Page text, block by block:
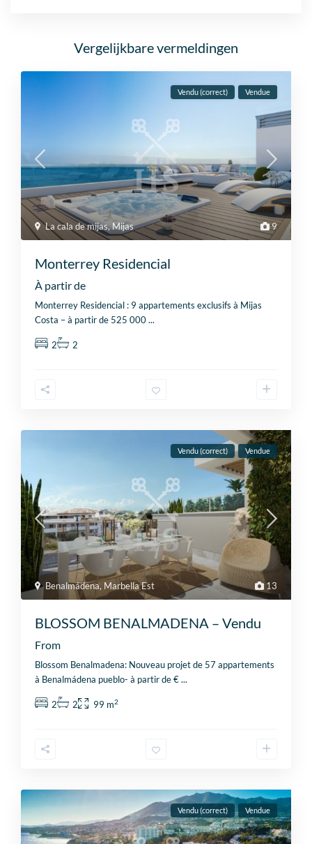
Vergelijkbare vermeldingen
9
La cala de mijas,Mijas
Vendu (correct) Vendue
Monterrey Residencial
À partir de
Monterrey Residencial : 9 appartements exclusifs à Mijas
Costa – à partir de 525 000...
2 2
13
Benalmádena, Marbella Est
Vendu (correct) Vendue
BLOSSOM BENALMADENA – Vendu
From
Blossom Benalmadena: Nouveau projet de 57 appartements
à Benalmádena pueblo- à partir de €...
2 2 99 m2
Vendu (correct) Vendue